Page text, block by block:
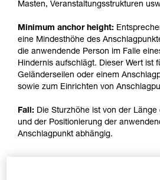
Masten, Veranstaltungsstrukturen
Minimum anchor height:
eine Mindesthöhe des
die anwendende Person im Falle
Hindernis aufschlägt. Dieser Wert ist
Geländerseilen oder einem
sowie zum Einrichten von
Fall: Die Sturzhöhe ist von der
und der Positionierung der
Anschlagpunkt abhängig.